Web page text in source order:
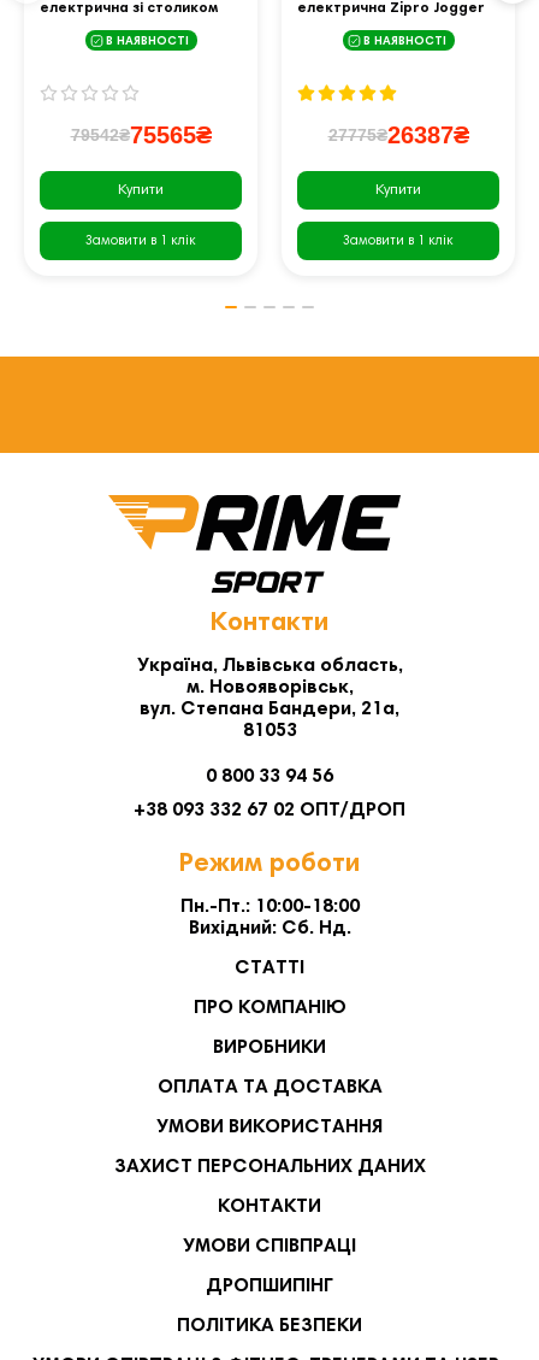
електрична зі столиком
В НАЯВНОСТІ
79542₴75565₴
Купити
Замовити в 1 клік
електрична Zipro Jogger
В НАЯВНОСТІ
27775₴26387₴
Купити
Замовити в 1 клік
Контакти
Україна, Львівська область,
м. Новояворівськ,
вул. Степана Бандери, 21а,
81053
0 800 33 94 56
+38 093 332 67 02 ОПТ/ДРОП
Режим роботи
Пн.-Пт.: 10:00-18:00
Вихідний: Сб. Нд.
СТАТТІ
ПРО КОМПАНІЮ
ВИРОБНИКИ
ОПЛАТА ТА ДОСТАВКА
УМОВИ ВИКОРИСТАННЯ
ЗАХИСТ ПЕРСОНАЛЬНИХ ДАНИХ
КОНТАКТИ
УМОВИ СПІВПРАЦІ
ДРОПШИПІНГ
ПОЛІТИКА БЕЗПЕКИ